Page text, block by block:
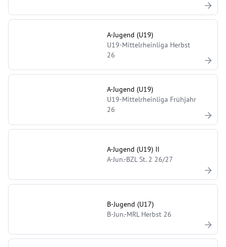
A-Jugend (U19)
U19-Mittelrheinliga Herbst
26
A-Jugend (U19)
U19-Mittelrheinliga Frühjahr
26
A-Jugend (U19) II
A-Jun.-BZL St. 2 26/27
B-Jugend (U17)
B-Jun.-MRL Herbst 26